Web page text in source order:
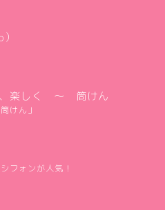
、楽しく ～ 筒けん
けん」
フォンが人気！